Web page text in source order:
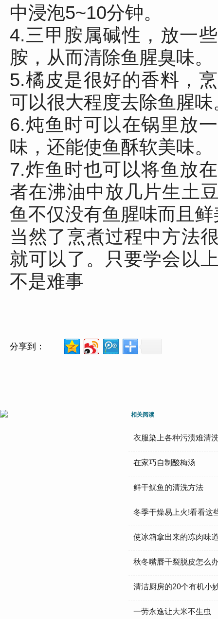
中浸泡5~10分钟。
4.三甲胺属碱性，放一
胺，从而清除鱼腥臭味。
5.橘皮是很好的香料，
可以很大程度去除鱼腥味
6.炖鱼时可以在锅里放
味，还能使鱼酥软美味。
7.炸鱼时也可以将鱼放
者在沸油中放几片生土
鱼不仅没有鱼腥味而且
当然了烹煮过程中方法
就可以了。只要学会以
不是难事
分享到：
相关阅读
衣服染上各种污渍难清
在家巧自制酸梅汤
鲜干鱿鱼的清洗方法
冬季干燥易上火!看看这
使冰箱拿出来的冻肉味
秋冬嘴唇干裂脱皮怎么
清洁厨房的20个有机小
一劳永逸让大米不生虫